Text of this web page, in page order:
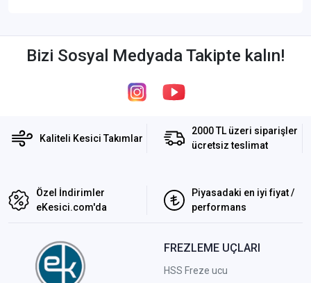
Bizi Sosyal Medyada Takipte kalın!
Kaliteli Kesici Takımlar
2000 TL üzeri siparişler
ücretsiz teslimat
Özel İndirimler
eKesici.com'da
Piyasadaki en iyi fiyat /
performans
FREZLEME UÇLARI
HSS Freze ucu